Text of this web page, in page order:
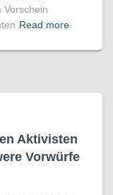
Vorschein
Read more
Aktivisten
Vorwürfe